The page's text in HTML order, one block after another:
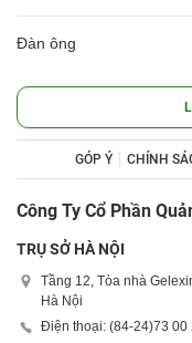
Đàn ông
GÓP Ý CHÍNH
Công Ty Cổ Phần
TRỤ SỞ HÀ NỘI
Tầng 12, Tòa nhà
Hà Nội
Điện thoại: (84-24)73 00